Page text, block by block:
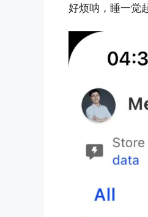
好烦呐，睡一觉